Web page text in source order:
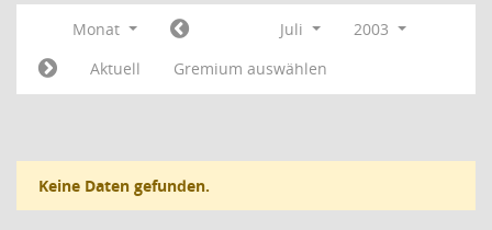
Monat Juli
2003
Aktuell
Gremium auswählen
Keine Daten gefunden.